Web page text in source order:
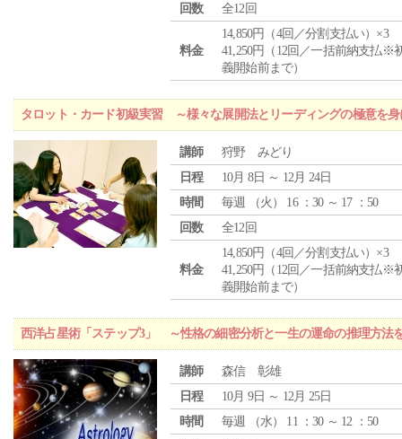
回数
全12回
料金
14,850円（4回／分割支払い）×3
41,250円（12回／一括前納支払※
義開始前まで）
タロット・カード初級実習 ～様々な展開法とリーディングの極意を身
講師
狩野 みどり
日程
10月 8日 ～ 12月 24日
時間
毎週 （火 ） 16 ：30 ～ 17 ：50
回数
全12回
料金
14,850円（4回／分割支払い）×3
41,250円（12回／一括前納支払※
義開始前まで）
西洋占星術「ステップ3」 ～性格の細密分析と一生の運命の推理方法
講師
森信 彰雄
日程
10月 9日 ～ 12月 25日
時間
毎週 （水） 11 ：30 ～ 12 ：50